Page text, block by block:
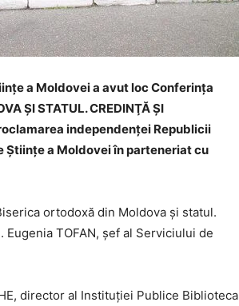
a Moldovei a avut loc Conferinţa
ŞI STATUL. CREDINŢĂ ŞI
independenţei Republicii
Științe a Moldovei în parteneriat cu
ortodoxă din Moldova şi statul.
TOFAN, şef al Serviciului de
director al Instituţiei Publice Biblioteca